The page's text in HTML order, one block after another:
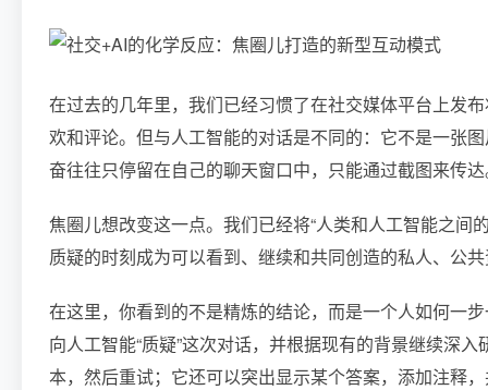
在过去的几年里，我们已经习惯了在社交媒体平台上发
欢和评论。但与人工智能的对话是不同的：它不是一张
奋往往只停留在自己的聊天窗口中，只能通过截图来传
焦圈儿想改变这一点。我们已经将“人类和人工智能之间
质疑的时刻成为可以看到、继续和共同创造的私人、公
在这里，你看到的不是精炼的结论，而是一个人如何一
向人工智能“质疑”这次对话，并根据现有的背景继续深
本，然后重试；它还可以突出显示某个答案，添加注释